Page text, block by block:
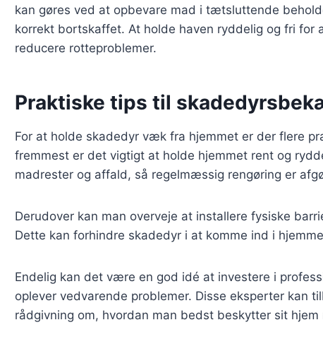
kan gøres ved at opbevare mad i tætsluttende
korrekt bortskaffet. At holde haven ryddelig og fri
reducere rotteproblemer.
Praktiske tips til
For at holde skadedyr væk fra hjemmet er der flere
fremmest er det vigtigt at holde hjemmet rent og
madrester og affald, så regelmæssig rengøring er
Derudover kan man overveje at installere fysiske
Dette kan forhindre skadedyr i at komme ind i
Endelig kan det være en god idé at investere i
oplever vedvarende problemer. Disse eksperter kan
rådgivning om, hvordan man bedst beskytter sit hjem